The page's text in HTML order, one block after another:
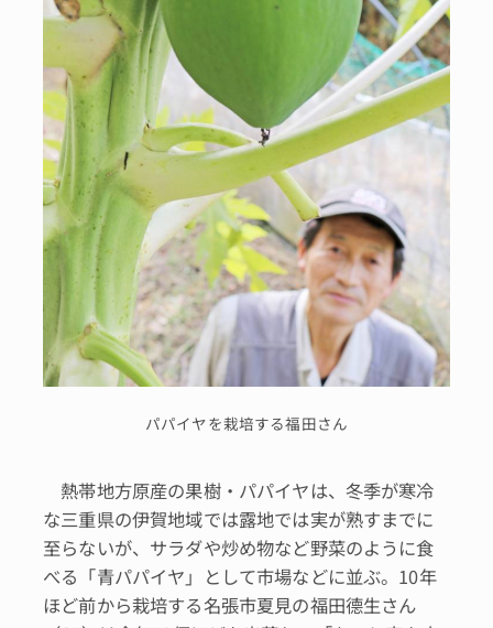
パパイヤを栽培する福田さん
熱帯地方原産の果樹・パパイヤは、冬季が寒冷
な三重県の伊賀地域では露地では実が熟すまでに
至らないが、サラダや炒め物など野菜のように食
べる「青パパイヤ」として市場などに並ぶ。10年
ほど前から栽培する名張市夏見の福田德生さん